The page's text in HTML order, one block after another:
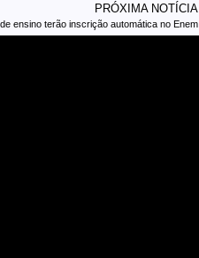
PRÓXIMA NOTÍCIA
ensino terão inscrição automática no Enem